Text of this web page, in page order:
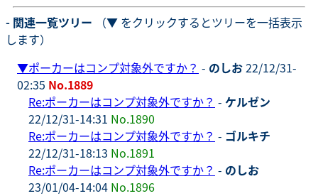
- 関連一覧ツリー （▼ をクリックするとツリーを一括表示
します）
▼ポーカーはコンプ対象外ですか？ - のしお22/12/31-
02:35 No.1889
Re:ポーカーはコンプ対象外ですか？ - ケルゼン
22/12/31-14:31 No.1890
Re:ポーカーはコンプ対象外ですか？ - ゴルキチ
22/12/31-18:13 No.1891
Re:ポーカーはコンプ対象外ですか？ - のしお
23/01/04-14:04 No.1896